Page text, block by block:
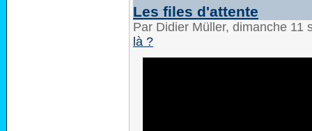
Les files d'attente
Par Didier Müller, dimanche
là ?